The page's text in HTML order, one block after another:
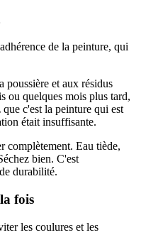
de la peinture, qui
poussière et aux résidus
ou quelques mois plus tard,
c'est la peinture qui est
était insuffisante.
complètement. Eau tiède,
bien. C'est
durabilité.
fois
les coulures et les